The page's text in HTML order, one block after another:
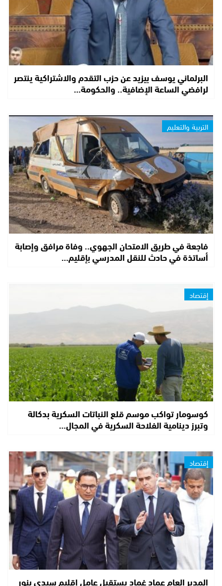
البرلماني يوسف بيزيد عن حزب التقدم والاشتراكية ينتصر
لرافضي الساعة الإضافية.. والحكومة…
التربية والتعليم
فاجعة في طريق الامتحان الجهوي.. وفاة مرافق وإصابة
أساتذة في حادث للنقل المدرسي بإقليم…
إقتصاد
كوسومار تواكب موسم قلع النباتات السكرية بدكالة
وتبرز دينامية الفلاحة السكرية في المجال…
إقتصاد
المدير العام عماد غماد يستقبل عامل إقليم سيدي بنور